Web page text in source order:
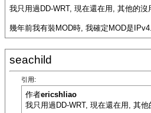
我只用過DD-WRT, 現在還在用, 其他的
幾年前我有裝MOD時, 我確定MOD是IPv4.
seachild
引用:
作者ericshliao
我只用過DD-WRT, 現在還在用, 其